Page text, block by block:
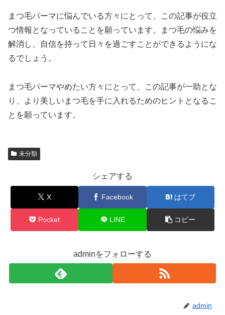
まつ毛パーマに悩んでいる方々にとって、この記事が役立
つ情報となっていることを願っています。まつ毛の悩みを
解消し、自信を持って日々を過ごすことができるようにな
るでしょう。
まつ毛パーマやめたい方々にとって、この記事が一助とな
り、より美しいまつ毛を手に入れるためのヒントとなるこ
とを願っています。
未分類
シェアする
X Facebook はてブ
Pocket LINE コピー
adminをフォローする
admin